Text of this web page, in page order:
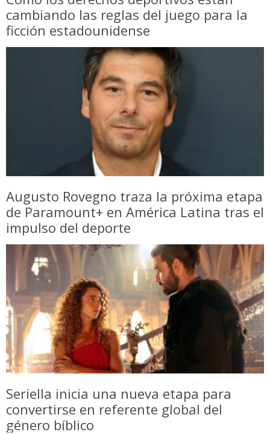
cambiando las reglas del juego para la
ficción estadounidense
Augusto Rovegno traza la próxima etapa
de Paramount+ en América Latina tras el
impulso del deporte
Seriella inicia una nueva etapa para
convertirse en referente global del
género bíblico